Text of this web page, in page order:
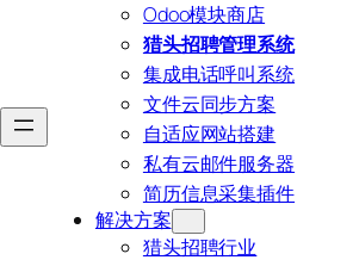
Odoo模块商店
猎头招聘管理系统
集成电话呼叫系统
文件云同步方案
自适应网站搭建
私有云邮件服务器
简历信息采集插件
解决方案
猎头招聘行业